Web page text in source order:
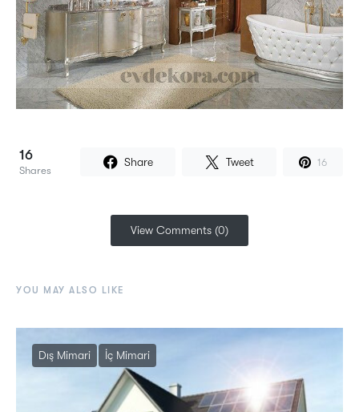
16
Shares
Share Tweet 16
View Comments (0)
YOU MAY ALSO LIKE
Dış Mimari İç Mimari